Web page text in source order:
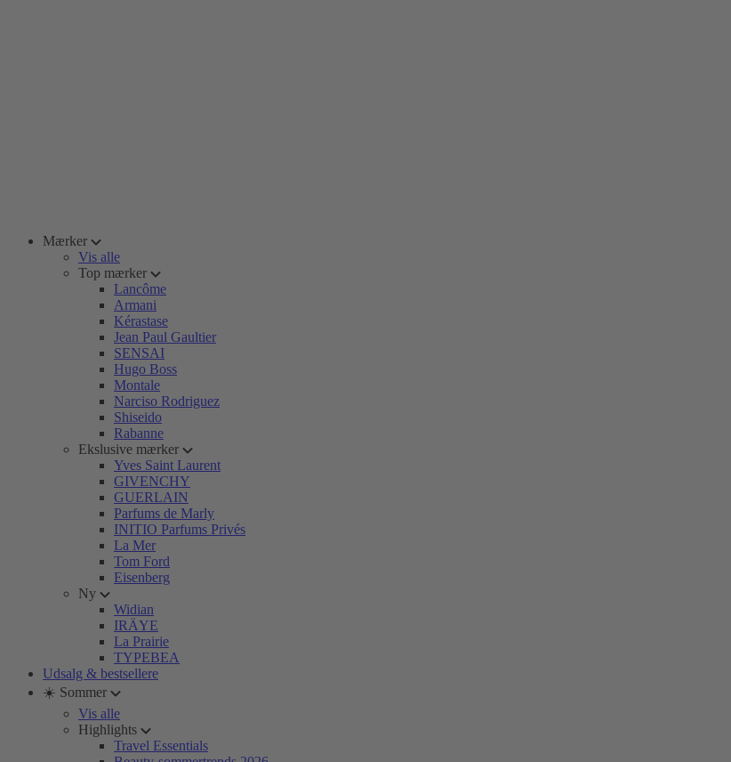
Mærker
Vis alle
Top mærker
Lancôme
Armani
Kérastase
Jean Paul Gaultier
SENSAI
Hugo Boss
Montale
Narciso Rodriguez
Shiseido
Rabanne
Ekslusive mærker
Yves Saint Laurent
GIVENCHY
GUERLAIN
Parfums de Marly
INITIO Parfums Privés
La Mer
Tom Ford
Eisenberg
Ny
Widian
IRÄYE
La Prairie
TYPEBEA
Udsalg & bestsellere
☀️ Sommer
Vis alle
Highlights
Travel Essentials